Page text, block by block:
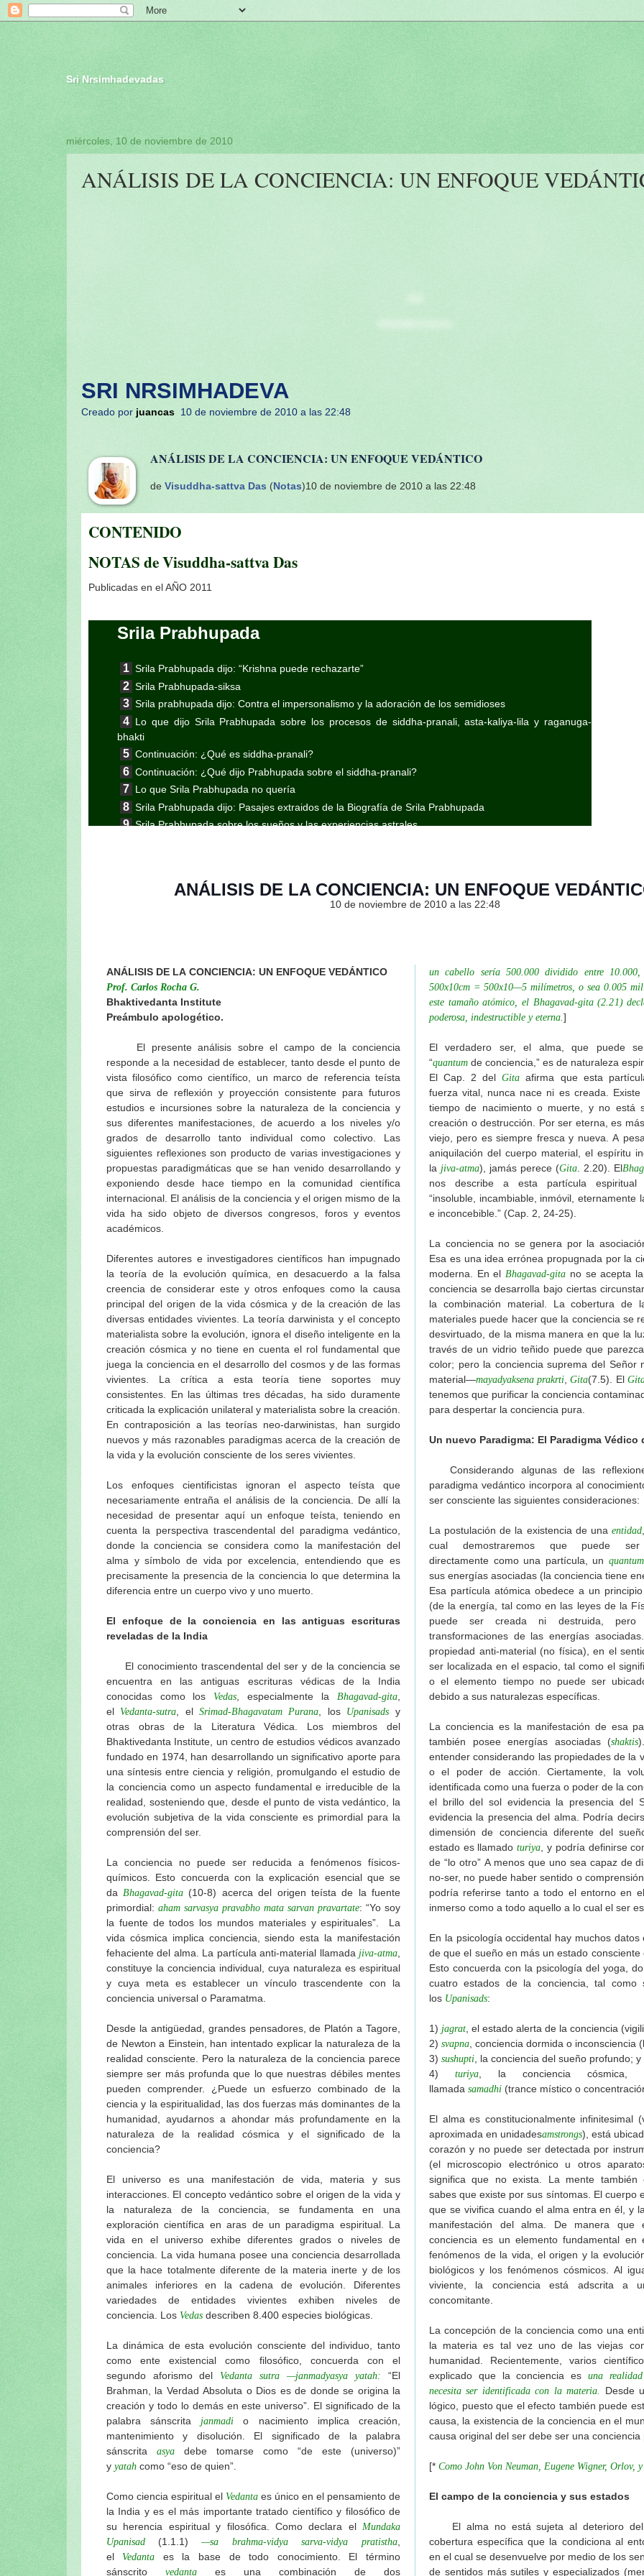
Sri Nrsimhadevadas
miércoles, 10 de noviembre de 2010
ANÁLISIS DE LA CONCIENCIA: UN ENFOQUE
SRI NRSIMHADEVA
Creado por juancas 10 de noviembre de 2010 a las 22:48
ANÁLISIS DE LA CONCIENCIA: UN ENFOQUE VEDÁNTICO
de Visuddha-sattva Das (Notas)10 de noviembre de 2010 a las 22:48
CONTENIDO
NOTAS de Visuddha-sattva Das
Publicadas en el AÑO 2011
Srila Prabhupada
Srila Prabhupada dijo: “Krishna puede rechazarte”
Srila Prabhupada-siksa
Srila prabhupada dijo: Contra el impersonalismo y la adoración de los semidioses
Lo que dijo Srila Prabhupada sobre los procesos de siddha-pranali, asta-kaliya-lila y raganuga-
bhakti
Continuación: ¿Qué es siddha-pranali?
Continuación: ¿Qué dijo Prabhupada sobre el siddha-pranali?
Lo que Srila Prabhupada no quería
Srila Prabhupada dijo: Pasajes extraidos de la Biografía de Srila Prabhupada
Srila Prabhupada sobre los sueños y las experiencias astrales
El Néctar de Prabhupada (Sexta entrega)
El Néctar de Prabhupada (Segunda entrega)
El Diario de Srila Prabhupada en el Jaladuta-1965
Una carta de Srila Prabhupada a Srila Sridhara Maharaj
Srila Prabhupada dijo: sobre la calificación de un brahmana
utilizarse en Krishna-seva
Srila Prabhupada uvaca: ¿Quién es un devoto materialista o kanistha-adhikari?
Srila Prabhupada y los profesores
Los peligros de desviarse de las instrucciones del maestro espiritual: 3 cartas de Srila Prabhupada
El significado del Vyasa-Puja de Srila Prabhupada
Srila Prabhupada dijo
Quien no sigue al guru tal como debe ser no puede ser considerado discípulo
Pasatiempos de Srila Prabhupada: La primera edición del Bhagavad-gita
Srila Prabhupada dijo (Bhag. 29 Sep. 1974)
El néctar de Prabhupada (Serie de entregas)
Srila Prabhupada uvaca: No hay dificutad para que Krishna nos dé un Guru
"La esencia de la prédica de la Conciencia de Krishna": Carta de Srila Prabhupada a R. Prakash
(22 Junio 1951)
Instrucciones de Srila Prabhupada...
Memorias e instrucciones de Srila Prabhupada
Prabhupada uvaca: ¿Quién es guru y cómo aceptar discípulos?
Srila Prabhupada uvaca: Anavrttih sabdat—Liberación por medio del sonido
La nefasta civilización moderna: citas de Srila Prabhupada
Srila Prabhupada-lila… y un testimonio personal
Srila Prabhupada uvaca: Sobre la vida sexual y su reflejo pervertido
Visión y Plan Maestro para ISKCON Vrindavana (los verdaderos estándares de Srila Prabhupada)
Visuddha-sattva Das - INDICE de NOTAS VAISHNAVAS
ANÁLISIS DE LA CONCIENCIA: UN ENFOQUE
10 de noviembre de 2010 a las 22:48
ANÁLISIS DE LA CONCIENCIA: UN ENFOQUE VEDÁNTICO
Prof. Carlos Rocha G.
Bhaktivedanta Institute
Preámbulo apologético.
El presente análisis sobre el campo de la conciencia
responde a la necesidad de establecer, tanto desde el punto de
vista filosófico como científico, un marco de referencia teísta
que sirva de reflexión y proyección consistente para futuros
estudios e incursiones sobre la naturaleza de la conciencia y
sus diferentes manifestaciones, de acuerdo a los niveles y/o
grados de desarrollo tanto individual como colectivo. Las
siguientes reflexiones son producto de varias investigaciones y
propuestas paradigmáticas que se han venido desarrollando y
exponiendo desde hace tiempo en la comunidad científica
internacional. El análisis de la conciencia y el origen mismo de la
vida ha sido objeto de diversos congresos, foros y eventos
académicos.
Diferentes autores e investigadores científicos han impugnado
la teoría de la evolución química, en desacuerdo a la falsa
creencia de considerar este y otros enfoques como la causa
principal del origen de la vida cósmica y de la creación de las
diversas entidades vivientes. La teoría darwinista y el concepto
materialista sobre la evolución, ignora el diseño inteligente en la
creación cósmica y no tiene en cuenta el rol fundamental que
juega la conciencia en el desarrollo del cosmos y de las formas
vivientes. La crítica a esta teoría tiene soportes muy
consistentes. En las últimas tres décadas, ha sido duramente
criticada la explicación unilateral y materialista sobre la creación.
En contraposición a las teorías neo-darwinistas, han surgido
nuevos y más razonables paradigmas acerca de la creación de
la vida y la evolución consciente de los seres vivientes.
Los enfoques cientificistas ignoran el aspecto teísta que
necesariamente entraña el análisis de la conciencia. De allí la
necesidad de presentar aquí un enfoque teísta, teniendo en
cuenta la perspectiva trascendental del paradigma vedántico,
donde la conciencia se considera como la manifestación del
alma y símbolo de vida por excelencia, entendiendo que es
precisamente la presencia de la conciencia lo que determina la
diferencia entre un cuerpo vivo y uno muerto.
El enfoque de la conciencia en las antiguas escrituras
reveladas de la India
El conocimiento trascendental del ser y de la conciencia se
encuentra en las antiguas escrituras védicas de la India
conocidas como los Vedas, especialmente la Bhagavad-gita,
el Vedanta-sutra, el Srimad-Bhagavatam Purana, los Upanisads y
otras obras de la Literatura Védica. Los miembros del
Bhaktivedanta Institute, un centro de estudios védicos avanzado
fundado en 1974, han desarrollando un significativo aporte para
una síntesis entre ciencia y religión, promulgando el estudio de
la conciencia como un aspecto fundamental e irreducible de la
realidad, sosteniendo que, desde el punto de vista vedántico, la
evolución subjetiva de la vida consciente es primordial para la
comprensión del ser.
La conciencia no puede ser reducida a fenómenos físicos-
químicos. Esto concuerda con la explicación esencial que se
da Bhagavad-gita (10-8) acerca del origen teísta de la fuente
primordial: aham sarvasya pravabho mata sarvan pravartate: “Yo soy
la fuente de todos los mundos materiales y espirituales”. La
vida cósmica implica conciencia, siendo esta la manifestación
fehaciente del alma. La partícula anti-material llamada jiva-atma,
constituye la conciencia individual, cuya naturaleza es espiritual
y cuya meta es establecer un vínculo trascendente con la
conciencia universal o Paramatma.
Desde la antigüedad, grandes pensadores, de Platón a Tagore,
de Newton a Einstein, han intentado explicar la naturaleza de la
realidad consciente. Pero la naturaleza de la conciencia parece
siempre ser más profunda que lo que nuestras débiles mentes
pueden comprender. ¿Puede un esfuerzo combinado de la
ciencia y la espiritualidad, las dos fuerzas más dominantes de la
humanidad, ayudarnos a ahondar más profundamente en la
naturaleza de la realidad cósmica y el significado de la
conciencia?
El universo es una manifestación de vida, materia y sus
interacciones. El concepto vedántico sobre el origen de la vida y
la naturaleza de la conciencia, se fundamenta en una
exploración científica en aras de un paradigma espiritual. La
vida en el universo exhibe diferentes grados o niveles de
conciencia. La vida humana posee una conciencia desarrollada
que la hace totalmente diferente de la materia inerte y de los
animales inferiores en la cadena de evolución. Diferentes
variedades de entidades vivientes exhiben niveles de
conciencia. Los Vedas describen 8.400 especies biológicas.
La dinámica de esta evolución consciente del individuo, tanto
como ente existencial como filosófico, concuerda con el
segundo aforismo del Vedanta sutra —janmadyasya yatah: “El
Brahman, la Verdad Absoluta o Dios es de donde se origina la
creación y todo lo demás en este universo”. El significado de la
palabra sánscrita janmadi o nacimiento implica creación,
mantenimiento y disolución. El significado de la palabra
sánscrita asya debe tomarse como “de este (universo)”
y yatah como “eso de quien”.
Como ciencia espiritual el Vedanta es único en el pensamiento de
la India y es el más importante tratado científico y filosófico de
su herencia espiritual y filosófica. Como declara el Mundaka
Upanisad (1.1.1) —sa brahma-vidya sarva-vidya pratistha,
el Vedanta es la base de todo conocimiento. El término
sánscrito vedanta es una combinación de dos
un cabello sería 500.000 dividido entre
500x10cm = 500x10—5 milímetros, o sea 0.005
este tamaño atómico, el Bhagavad-gita (2.21)
poderosa, indestructible y eterna.]
El verdadero ser, el alma, que puede
“quantum de conciencia,” es de naturaleza
El Cap. 2 del Gita afirma que esta
fuerza vital, nunca nace ni es creada. Existe
tiempo de nacimiento o muerte, y no está
creación o destrucción. Por ser eterna, es
viejo, pero es siempre fresca y nueva. A
aniquilación del cuerpo material, el espíritu
la jiva-atma), jamás perece (Gita. 2.20). El
nos describe a esta partícula espiritual
“insoluble, incambiable, inmóvil, eternamente
e inconcebible.” (Cap. 2, 24-25).
La conciencia no se genera por la
Esa es una idea errónea propugnada por la
moderna. En el Bhagavad-gita no se acepta
conciencia se desarrolla bajo ciertas
la combinación material. La cobertura de
materiales puede hacer que la conciencia se
desvirtuado, de la misma manera en que la
través de un vidrio teñido puede que
color; pero la conciencia suprema del Señor
material—mayadyaksena prakrti, Gita(7.5). El
tenemos que purificar la conciencia
para despertar la conciencia pura.
Un nuevo Paradigma: El Paradigma Védico
Considerando algunas de las
paradigma vedántico incorpora al
ser consciente las siguientes consideraciones:
La postulación de la existencia de una entidad
cual demostraremos que puede ser
directamente como una partícula, un quantum
sus energías asociadas (la conciencia tiene
Esa partícula atómica obedece a un
(de la energía, tal como en las leyes de la
puede ser creada ni destruida, pero
transformaciones de las energías
propiedad anti-material (no física), en el
ser localizada en el espacio, tal como el
o el elemento tiempo no puede ser
debido a sus naturalezas específicas.
La conciencia es la manifestación de esa
también posee energías asociadas (shaktis
entender considerando las propiedades de la
o el poder de acción. Ciertamente, la
identificada como una fuerza o poder de la
el brillo del sol evidencia la presencia del
evidencia la presencia del alma. Podría
dimensión de conciencia diferente del
estado es llamado turiya, y podría definirse
de “lo otro” A menos que uno sea capaz de
no-ser, no puede haber sentido o
podría referirse tanto a todo el entorno en
inmerso como a todo aquello a lo cual el ser
En la psicología occidental hay muchos
de que el sueño en más un estado consciente
Esto concuerda con la psicología del yoga,
cuatro estados de la conciencia, tal como
los Upanisads:
1) jagrat, el estado alerta de la conciencia
2) svapna, conciencia dormida o inconsciencia
3) sushupti, la conciencia del sueño profundo; y
4) turiya, la conciencia cósmica,
llamada samadhi (trance místico o
El alma es constitucionalmente infinitesimal
aproximada en unidadesamstrongs), está
corazón y no puede ser detectada por
(el microscopio electrónico u otros
significa que no exista. La mente también
sabes que existe por sus síntomas. El cuerpo
que se vivifica cuando el alma entra en él, y
manifestación del alma. De manera
conciencia es un elemento fundamental en
fenómenos de la vida, el origen y la
biológicos y los fenómenos cósmicos. Al
viviente, la conciencia está adscrita a
concomitante.
La concepción de la conciencia como una
la materia es tal vez uno de las viejas
humanidad. Recientemente, varios
explicado que la conciencia es una
necesita ser identificada con la materia.
Desde
lógico, puesto que el efecto también puede
causa, la existencia de la conciencia en el
causa original del ser debe ser una conciencia
[* Como John Von Neuman, Eugene Wigner, Orlov,
El campo de la conciencia y sus estados
El alma no está sujeta al deterioro
cobertura específica que la condiciona al
en el cual se desenvuelve por medio de los
de sentidos más sutiles y especializados